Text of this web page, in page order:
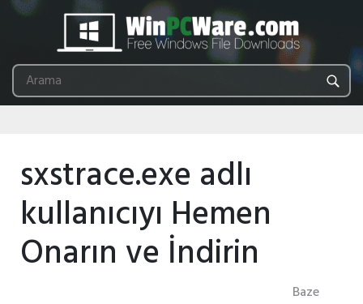
sxstrace.exe adlı
kullanıcıyı Hemen
Onarın ve İndirin
Baze